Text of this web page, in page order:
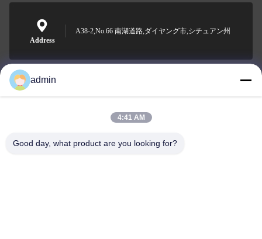
Address
A38-2,No.66 南湖道路,ダイヤング市,シチュアン州
Nero@enlaibio.com
admin
4:41 AM
Good day, what product are you looking for?